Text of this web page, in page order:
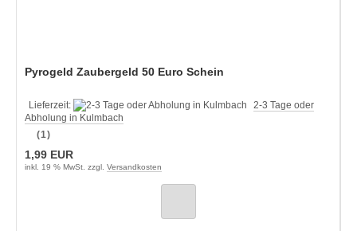
Pyrogeld Zaubergeld 50 Euro Schein
Lieferzeit:
2-3 Tage oder
Abholung in Kulmbach
(1)
1,99 EUR
inkl. 19 % MwSt. zzgl. Versandkosten